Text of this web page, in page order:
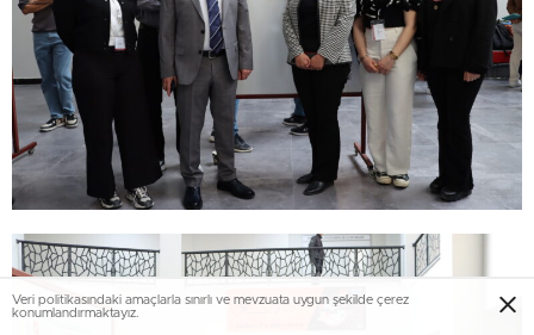
Veri politikasındaki amaçlarla sınırlı ve mevzuata uygun şekilde çerez
konumlandırmaktayız.